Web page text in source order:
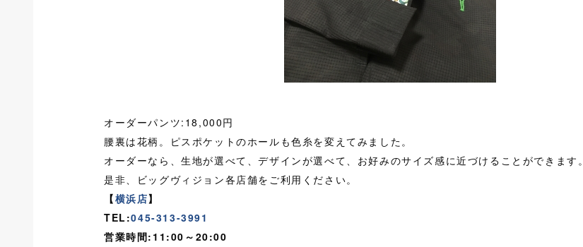
オーダーパンツ:18,000円
腰裏は花柄。ピスポケットのホールも色糸を変えてみました。
オーダーなら、生地が選べて、デザインが選べて、お好みのサイズ感に近づけることができます。
是非、ビッグヴィジョン各店舗をご利用ください。
【横浜店】
TEL:045-313-3991
営業時間:11:00～20:00